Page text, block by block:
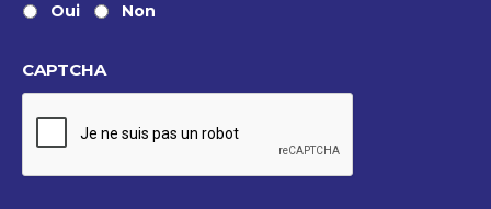
Oui Non
CAPTCHA